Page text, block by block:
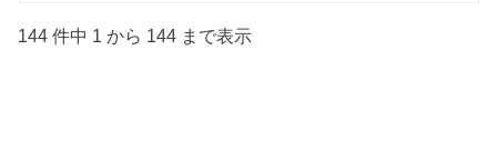
144 件中 1 から 144 まで表示